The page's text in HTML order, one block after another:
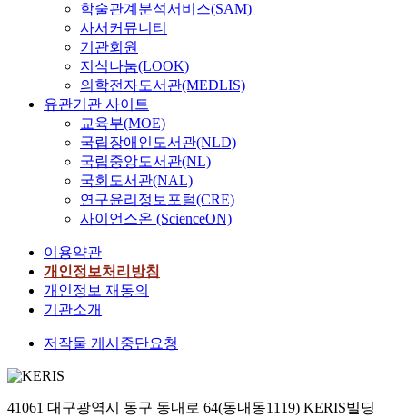
학술관계분석서비스(SAM)
사서커뮤니티
기관회원
지식나눔(LOOK)
의학전자도서관(MEDLIS)
유관기관 사이트
교육부(MOE)
국립장애인도서관(NLD)
국립중앙도서관(NL)
국회도서관(NAL)
연구윤리정보포털(CRE)
사이언스온 (ScienceON)
이용약관
개인정보처리방침
개인정보 재동의
기관소개
저작물 게시중단요청
41061 대구광역시 동구 동내로 64(동내동1119) KERIS빌딩